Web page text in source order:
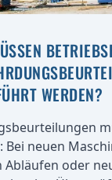
WERDEN?
Bei neuen
Abläufen oder